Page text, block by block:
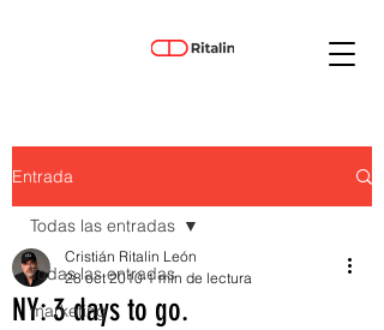
Entrada
Todas las entradas
marketing
Todas las entradas
NY: 3 days to go.
Cristián Ritalin León
28 oct 2010 1 min de lectura